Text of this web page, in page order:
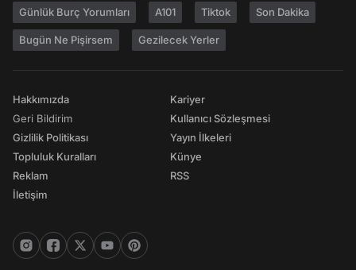
Günlük Burç Yorumları A101 Tiktok Son Dakika
Bugün Ne Pişirsem Gezilecek Yerler
Hakkımızda
Geri Bildirim
Gizlilik Politikası
Topluluk Kuralları
Reklam
İletişim
Kariyer
Kullanıcı Sözleşmesi
Yayın İlkeleri
Künye
RSS